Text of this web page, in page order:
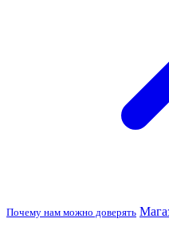
Почему нам можно доверять